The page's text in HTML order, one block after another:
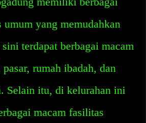
umum yang memudahkan
terdapat berbagai macam
rumah ibadah, dan
Selain itu, di kelurahan ini
macam fasilitas